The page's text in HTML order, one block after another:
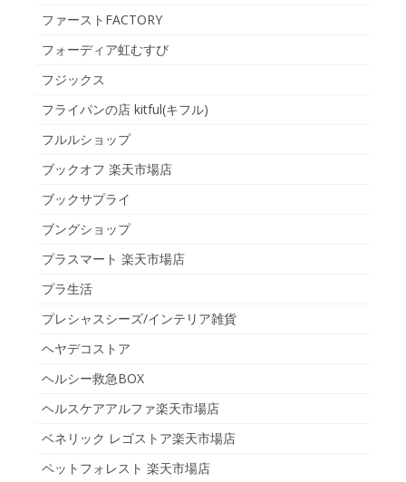
ファーストFACTORY
フォーディア虹むすび
フジックス
フライパンの店 kitful(キフル)
フルルショップ
ブックオフ 楽天市場店
ブックサプライ
ブングショップ
プラスマート 楽天市場店
プラ生活
プレシャスシーズ/インテリア雑貨
ヘヤデコストア
ヘルシー救急BOX
ヘルスケアアルファ楽天市場店
ベネリック レゴストア楽天市場店
ペットフォレスト 楽天市場店